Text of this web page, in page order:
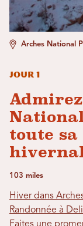
Arches National
Jour 1
toute
103 miles
Hiver dans
Randonnée à